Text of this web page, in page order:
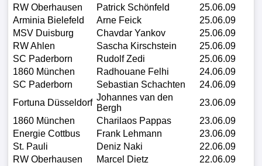
RW Oberhausen
Patrick Schönfeld
25.06.09
Arminia Bielefeld
Arne Feick
25.06.09
MSV Duisburg
Chavdar Yankov
25.06.09
RW Ahlen
Sascha Kirschstein
25.06.09
SC Paderborn
Rudolf Zedi
25.06.09
1860 München
Radhouane Felhi
24.06.09
SC Paderborn
Sebastian Schachten
24.06.09
Fortuna Düsseldorf
Johannes van den
Bergh
23.06.09
1860 München
Charilaos Pappas
23.06.09
Energie Cottbus
Frank Lehmann
23.06.09
St. Pauli
Deniz Naki
22.06.09
RW Oberhausen
Marcel Dietz
22.06.09